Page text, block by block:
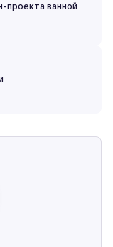
проекта ванной